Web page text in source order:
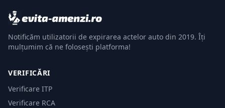
Notificăm utilizatorii de expirarea actelor auto din 2019. Îți
mulțumim că ne folosești platforma!
VERIFICĂRI
Verificare ITP
Verificare RCA